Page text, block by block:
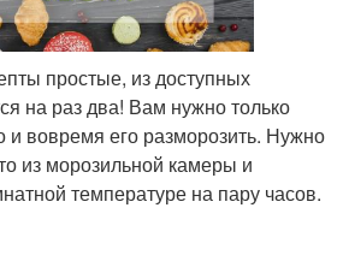
простые, из доступных
на раз два! Вам нужно только
и вовремя его разморозить. Нужно
из морозильной камеры и
температуре на пару часов.